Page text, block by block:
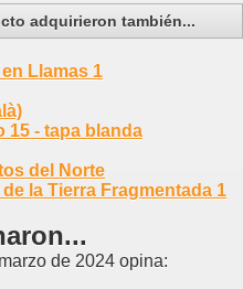
adquirieron también...
Llamas 1
15 - tapa blanda
del Norte
la Tierra Fragmentada 1
de 2024 opina: